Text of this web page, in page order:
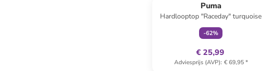
Puma
Hardlooptop "Raceday" turquoise
-62%
€ 25,99
Adviesprijs (AVP): € 69,95*